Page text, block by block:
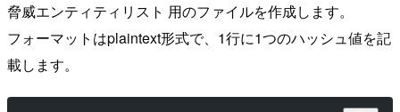
脅威エンティティリスト 用のファイルを作成します。
フォーマットはplaintext形式で、1行に1つのハッシュ値を記
載します。